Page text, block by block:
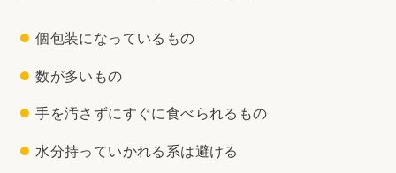
個包装になっているもの
数が多いもの
手を汚さずにすぐに食べられるもの
水分持っていかれる系は避ける